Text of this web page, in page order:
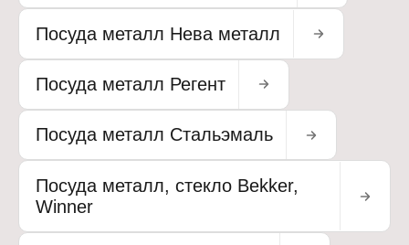
Посуда металл Нева металл
Посуда металл Регент
Посуда металл Стальэмаль
Посуда металл, стекло Bekker,
Winner